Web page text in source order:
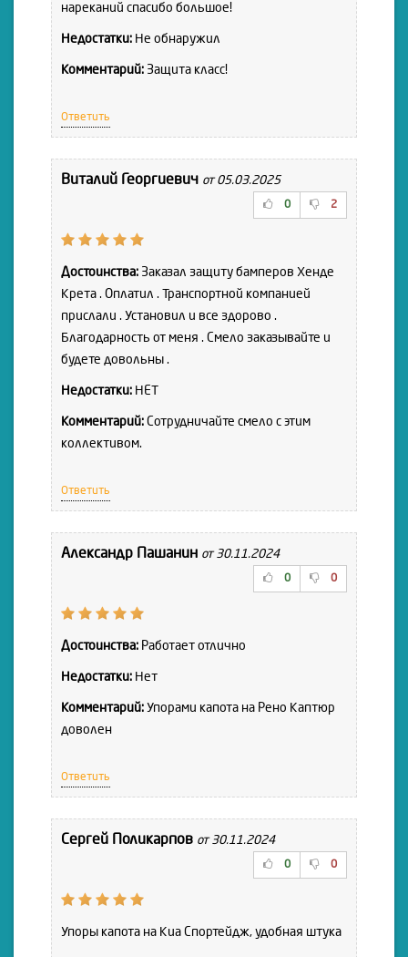
нареканий спасибо большое!
Недостатки: Не обнаружил
Комментарий: Защита класс!
Ответить
Виталий Георгиевич от 05.03.2025
0 2
Достоинства: Заказал защиту бамперов Хенде
Крета . Оплатил . Транспортной компанией
прислали . Установил и все здорово .
Благодарность от меня . Смело заказывайте и
будете довольны .
Недостатки: НЕТ
Комментарий: Сотрудничайте смело с этим
коллективом.
Ответить
Александр Пашанин от 30.11.2024
0 0
Достоинства: Работает отлично
Недостатки: Нет
Комментарий: Упорами капота на Рено Каптюр
доволен
Ответить
Сергей Поликарпов от 30.11.2024
0 0
Упоры капота на Киа Спортейдж, удобная штука